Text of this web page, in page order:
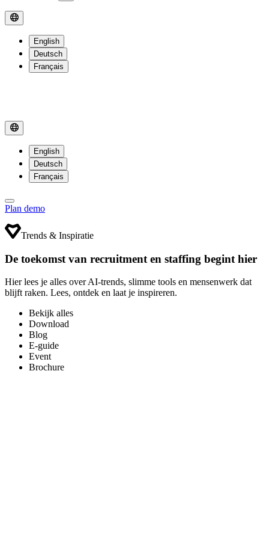
English
Deutsch
Français
English
Deutsch
Français
Plan demo
Trends & Inspiratie
De toekomst van recruitment en staffing begint hier
Hier lees je alles over AI-trends, slimme tools en mensenwerk dat
blijft raken. Lees, ontdek en laat je inspireren.
Bekijk alles
Download
Blog
E-guide
Event
Brochure